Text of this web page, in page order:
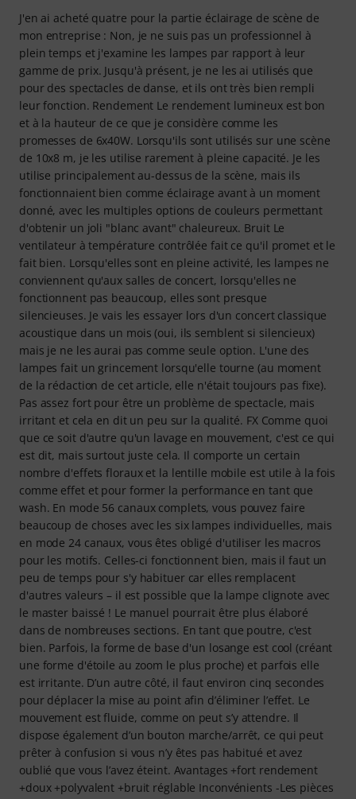
J'en ai acheté quatre pour la partie éclairage de scène de
mon entreprise : Non, je ne suis pas un professionnel à
plein temps et j'examine les lampes par rapport à leur
gamme de prix. Jusqu'à présent, je ne les ai utilisés que
pour des spectacles de danse, et ils ont très bien rempli
leur fonction. Rendement Le rendement lumineux est bon
et à la hauteur de ce que je considère comme les
promesses de 6x40W. Lorsqu'ils sont utilisés sur une scène
de 10x8 m, je les utilise rarement à pleine capacité. Je les
utilise principalement au-dessus de la scène, mais ils
fonctionnaient bien comme éclairage avant à un moment
donné, avec les multiples options de couleurs permettant
d'obtenir un joli "blanc avant" chaleureux. Bruit Le
ventilateur à température contrôlée fait ce qu'il promet et le
fait bien. Lorsqu'elles sont en pleine activité, les lampes ne
conviennent qu'aux salles de concert, lorsqu'elles ne
fonctionnent pas beaucoup, elles sont presque
silencieuses. Je vais les essayer lors d'un concert classique
acoustique dans un mois (oui, ils semblent si silencieux)
mais je ne les aurai pas comme seule option. L'une des
lampes fait un grincement lorsqu'elle tourne (au moment
de la rédaction de cet article, elle n'était toujours pas fixe).
Pas assez fort pour être un problème de spectacle, mais
irritant et cela en dit un peu sur la qualité. FX Comme quoi
que ce soit d'autre qu'un lavage en mouvement, c'est ce qui
est dit, mais surtout juste cela. Il comporte un certain
nombre d'effets floraux et la lentille mobile est utile à la fois
comme effet et pour former la performance en tant que
wash. En mode 56 canaux complets, vous pouvez faire
beaucoup de choses avec les six lampes individuelles, mais
en mode 24 canaux, vous êtes obligé d'utiliser les macros
pour les motifs. Celles-ci fonctionnent bien, mais il faut un
peu de temps pour s'y habituer car elles remplacent
d'autres valeurs – il est possible que la lampe clignote avec
le master baissé ! Le manuel pourrait être plus élaboré
dans de nombreuses sections. En tant que poutre, c'est
bien. Parfois, la forme de base d'un losange est cool (créant
une forme d'étoile au zoom le plus proche) et parfois elle
est irritante. D’un autre côté, il faut environ cinq secondes
pour déplacer la mise au point afin d’éliminer l’effet. Le
mouvement est fluide, comme on peut s’y attendre. Il
dispose également d’un bouton marche/arrêt, ce qui peut
prêter à confusion si vous n’y êtes pas habitué et avez
oublié que vous l’avez éteint. Avantages +fort rendement
+doux +polyvalent +bruit réglable Inconvénients -Les pièces